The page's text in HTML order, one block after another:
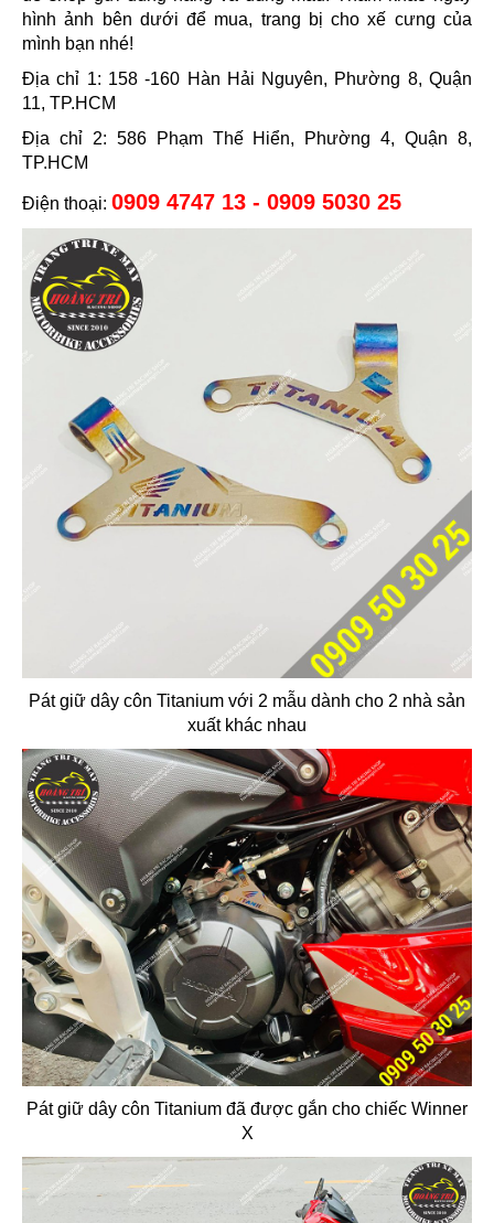
hình ảnh bên dưới để mua, trang bị cho xế cưng của
mình bạn nhé!
Địa chỉ 1: 158 -160 Hàn Hải Nguyên, Phường 8, Quận
11, TP.HCM
Địa chỉ 2: 586 Phạm Thế Hiển, Phường 4, Quận 8,
TP.HCM
Điện thoại: 0909 4747 13 - 0909 5030 25
Pát giữ dây côn Titanium với 2 mẫu dành cho 2 nhà sản
xuất khác nhau
Pát giữ dây côn Titanium đã được gắn cho chiếc Winner
X